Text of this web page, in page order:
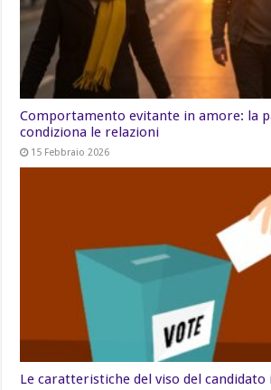
Comportamento evitante in amore: la
condiziona le relazioni
15 Febbraio 2026
Le caratteristiche del viso del